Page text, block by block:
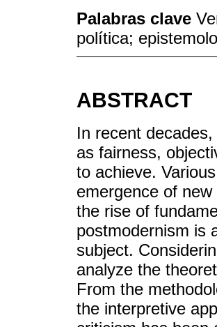
Palabras clave
política;
ABSTRACT
In recent
as fairness,
to achieve.
emergence of
the rise of
postmodernism is
subject.
analyze the
From the
the interpretive